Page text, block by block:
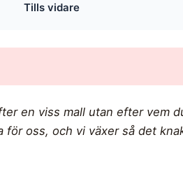
Tills vidare
en viss mall utan efter vem
oss, och vi växer så det